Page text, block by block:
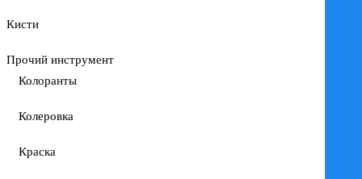
Кисти
Прочий инструмент
Колоранты
Колеровка
Краска